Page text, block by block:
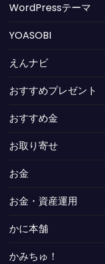
WordPressテーマ
YOASOBI
えんナビ
おすすめプレゼント
おすすめ金
お取り寄せ
お金
お金・資産運用
かに本舗
かみちゅ！